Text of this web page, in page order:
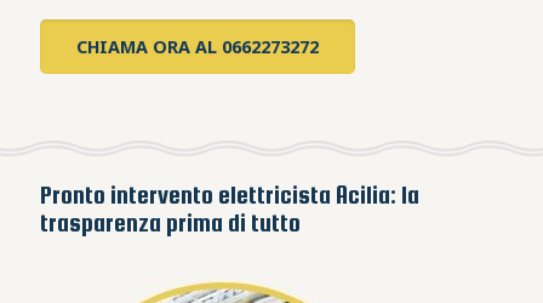
CHIAMA ORA AL 0662273272
Pronto intervento elettricista Acilia: la
trasparenza prima di tutto